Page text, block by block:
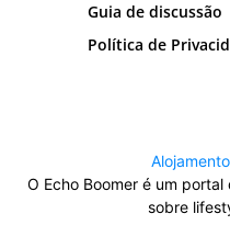
Guia de discussão
Política de
O Echo Boomer é um
sobre